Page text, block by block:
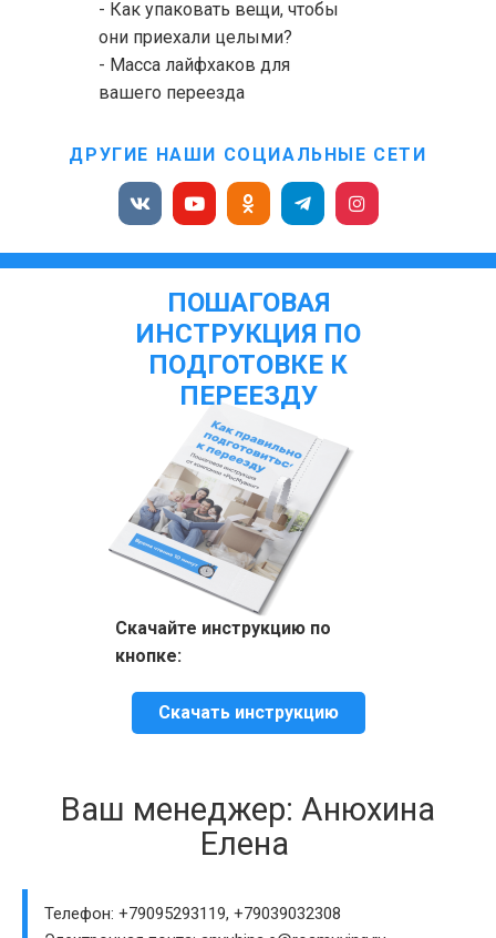
- Как упаковать вещи, чтобы
они приехали целыми?
- Масса лайфхаков для
вашего переезда
ДРУГИЕ НАШИ СОЦИАЛЬНЫЕ СЕТИ
ПОШАГОВАЯ
ИНСТРУКЦИЯ ПО
ПОДГОТОВКЕ К
ПЕРЕЕЗДУ
Скачайте инструкцию по
кнопке:
Скачать инструкцию
Ваш менеджер: Анюхина
Елена
Телефон: +79095293119, +79039032308